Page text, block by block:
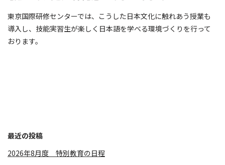
東京国際研修センターでは、こうした日本文化に触れあう授業も
導入し、技能実習生が楽しく日本語を学べる環境づくりを行って
おります。
最近の投稿
2026年8月度 特別教育の日程